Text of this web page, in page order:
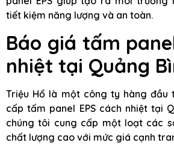
tiết kiệm năng lượng và an toàn.
Báo giá tấm
nhiệt tại Quảng
Triệu Hổ là một công ty hàng đầu
cấp tấm panel EPS cách nhiệt tại
chúng tôi cung cấp một loạt các
chất lượng cao với mức giá cạnh